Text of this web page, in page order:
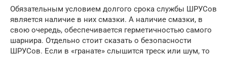
Обязательным условием долгого срока службы ШРУСов
является наличие в них смазки. А наличие смазки, в
свою очередь, обеспечивается герметичностью самого
шарнира. Отдельно стоит сказать о безопасности
ШРУСов. Если в «гранате» слышится треск или шум, то